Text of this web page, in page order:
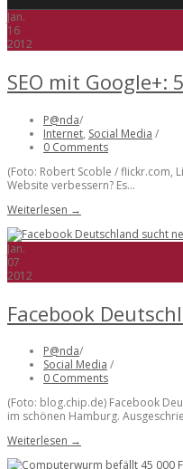
Jan.
16
2012
SEO mit
P@nda/
Internet, Social Media /
0 Comments
(Foto: Robert Scoble / flickr.com,
Website verbessern? Es...
Weiterlesen →
Jan.
07
2012
Facebook
P@nda/
Social Media /
0 Comments
(Foto: blog.chip.de) Facebook
im schönen Hamburg.
Weiterlesen →